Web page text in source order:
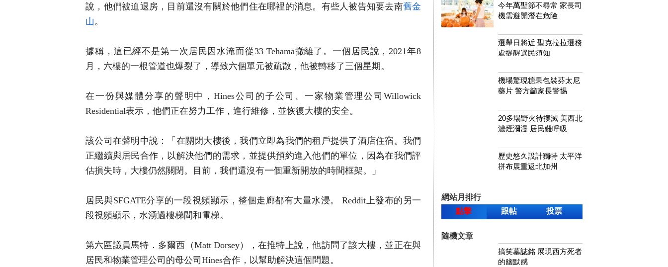
說，他們被迫退房，目前還沒有關於他們住在哪裡的消息。有些人被告知要去南舊金
山。
據稱，這已經不是第一次居民因水淹而從33 Tehama撤離了。一個居民說，2021年8
月，六樓的一根管道也爆裂了，導致六個單元被疏散，他被轉移了三個星期。
在一份與媒體分享的聲明中，Hines公司的子公司、一家物業管理公司Willowick
Residential表示，他們正在努力工作，進行維修，並恢復大樓的安全。
該公司在聲明中說：「在關閉大樓後，我們立即為我們的租戶提供了酒店住宿。我們
正繼續與居民合作，以解決他們的需求，並提供預約進入他們的單位，因為在我們評
估損失時，大樓仍然關閉。目前，我們還沒有一個重新開放的時間框架。」
居民與SFGATE分享的一段視頻顯示，整個走廊都有大量水浸。 Reddit上發布的另一
段視頻顯示，水湧過樓梯間和電梯。
第六區議員馬特．多爾西（Matt Dorsey），在推特上說，他訪問了該大樓，並正在與
居民和物業管理公司的母公司Hines合作，以幫助解決這個問題。
今年萬聖節不尋常 家長司
機需避開潛在危險
選舉日將近 聖克拉拉選務
處提醒選民須知
機場驚現糖果包裝芬太尼
藥片 警方籲家長警惕
20多場野火待撲滅 美西北
濃煙瀰漫 居民難呼吸
歷史悠久設計獨特 太平洋
拼布展重返北加州
網站月排行
點擊
跟帖 投票
隨機文章
搞笑墓誌銘 展現西方死者
的幽默感